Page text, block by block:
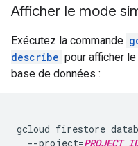
Afficher le mode
Exécutez la commande
describe pour afficher
base de données :
gcloud firestore
--project=